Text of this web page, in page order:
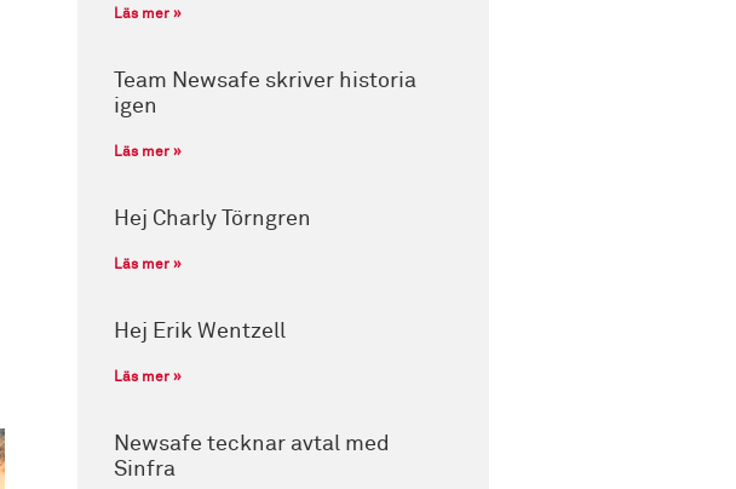
Läs mer »
Team Newsafe skriver historia
igen
Läs mer »
Hej Charly Törngren
Läs mer »
Hej Erik Wentzell
Läs mer »
Newsafe tecknar avtal med
Sinfra